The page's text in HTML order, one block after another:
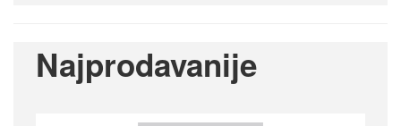
Najprodavanije